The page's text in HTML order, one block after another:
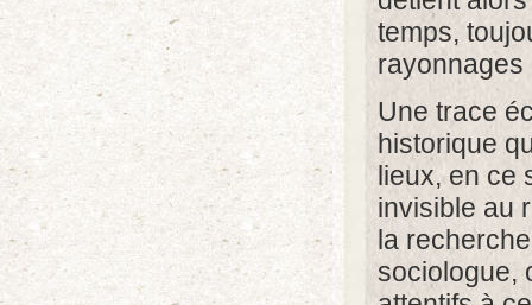
temps,
rayonnages
Une trace
historique
lieux, en ce
invisible au
la
sociologue,